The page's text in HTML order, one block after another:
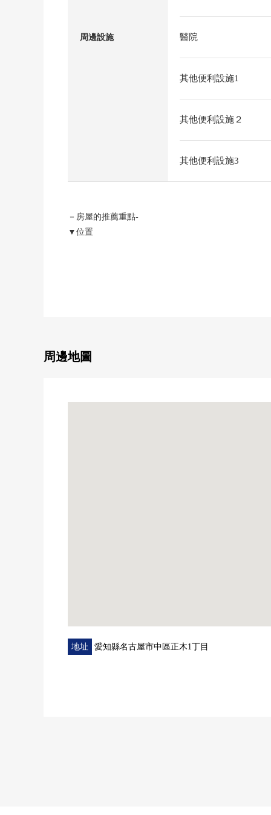
周邊設施 醫院
其他便利設施1
其他便利設施２
其他便利設施3
－房屋的推薦重點-
▼位置
・ 土地面積約174.05平方公尺(約52.65坪)
周邊地圖
地址 愛知縣名古屋市中區正木1丁目